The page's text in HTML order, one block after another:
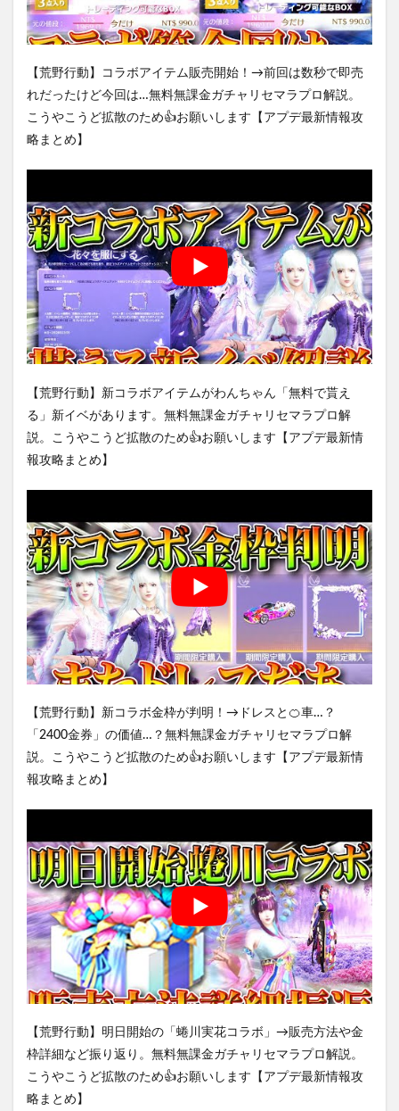
【荒野行動】コラボアイテム販売開始！→前回は数秒で即売
れだったけど今回は…無料無課金ガチャリセマラプロ解説。
こうやこうど拡散のため👍お願いします【アプデ最新情報攻
略まとめ】
【荒野行動】新コラボアイテムがわんちゃん「無料で貰え
る」新イベがあります。無料無課金ガチャリセマラプロ解
説。こうやこうど拡散のため👍お願いします【アプデ最新情
報攻略まとめ】
【荒野行動】新コラボ金枠が判明！→ドレスと🍊車…？
「2400金券」の価値…？無料無課金ガチャリセマラプロ解
説。こうやこうど拡散のため👍お願いします【アプデ最新情
報攻略まとめ】
【荒野行動】明日開始の「蜷川実花コラボ」→販売方法や金
枠詳細など振り返り。無料無課金ガチャリセマラプロ解説。
こうやこうど拡散のため👍お願いします【アプデ最新情報攻
略まとめ】